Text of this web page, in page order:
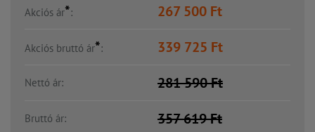
Akciós ár*: 267 500 Ft
Akciós bruttó ár*: 339 725 Ft
Nettó ár: 281 590Ft
Bruttó ár: 357 619Ft